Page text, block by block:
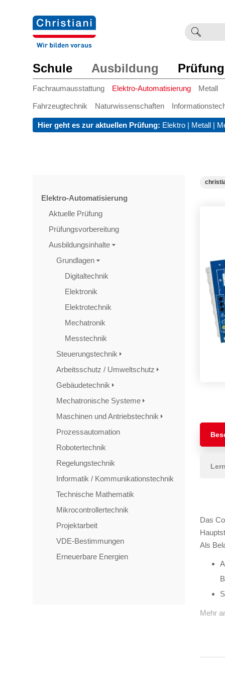
Schule Ausbildung
Fachraumausstattung Elektro-Automatisierung Metall
Fahrzeugtechnik Naturwissenschaften
Hier geht es zur aktuellen Prüfung: Elektro | Metall |
Elektro-Automatisierung
Aktuelle Prüfung
Prüfungsvorbereitung
Ausbildungsinhalte
Grundlagen
Digitaltechnik
Elektronik
Elektrotechnik
Mechatronik
Messtechnik
Steuerungstechnik
Arbeitsschutz / Umweltschutz
Gebäudetechnik
Mechatronische Systeme
Maschinen und Antriebstechnik
Prozessautomation
Robotertechnik
Regelungstechnik
Informatik / Kommunikationstechnik
Technische Mathematik
Mikrocontrollertechnik
Projektarbeit
VDE-Bestimmungen
Erneuerbare Energien
Das
Als
Mehr